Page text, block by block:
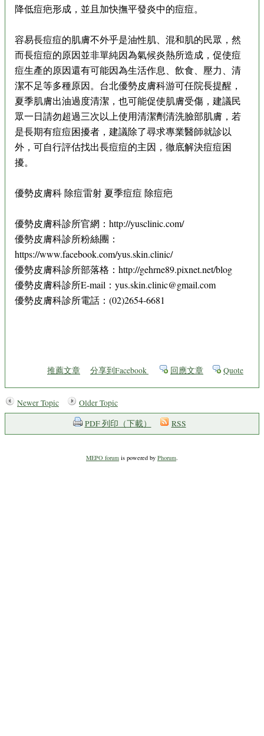
降低痘疤形成，並且加快撫平發炎中的痘痘。
容易長痘痘的肌膚不外乎是油性肌、混和肌的民眾，然
而長痘痘的原因並非單純因為氣候炎熱所造成，促使痘
痘生產的原因還有可能因為生活作息、飲食、壓力、清
潔不足等多種原因。台北優勢皮膚科游可任院長提醒，
夏季肌膚出油過度清潔，也可能促使肌膚受傷，建議民
眾一日請勿超過三次以上使用清潔劑清洗臉部肌膚，若
是長期有痘痘困擾者，建議除了尋求專業醫師就診以
外，可自行評估找出長痘痘的主因，徹底解決痘痘困
擾。
優勢皮膚科 除痘雷射 夏季痘痘 除痘疤
優勢皮膚科診所官網：http://yusclinic.com/
優勢皮膚科診所粉絲團：
https://www.facebook.com/yus.skin.clinic/
優勢皮膚科診所部落格：http://gehrne89.pixnet.net/blog
優勢皮膚科診所E-mail：yus.skin.clinic@gmail.com
優勢皮膚科診所電話：(02)2654-6681
推薦文章 分享到Facebook 回應文章 Quote
Newer Topic
Older Topic
PDF 列印（下載）
RSS
MEPO forum is powered by Phorum.